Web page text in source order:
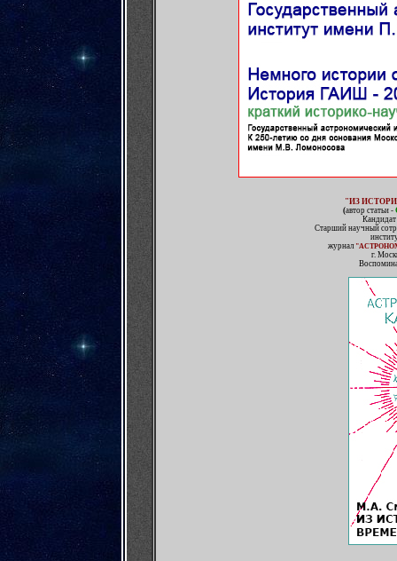
"ИЗ
(автор статьи -
Кандидат
Старший научный
журнал
г.